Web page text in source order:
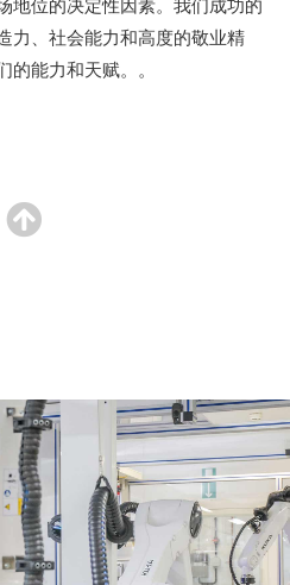
地位的决定性因素。我们成功的
力、社会能力和高度的敬业精
能力和天赋。。